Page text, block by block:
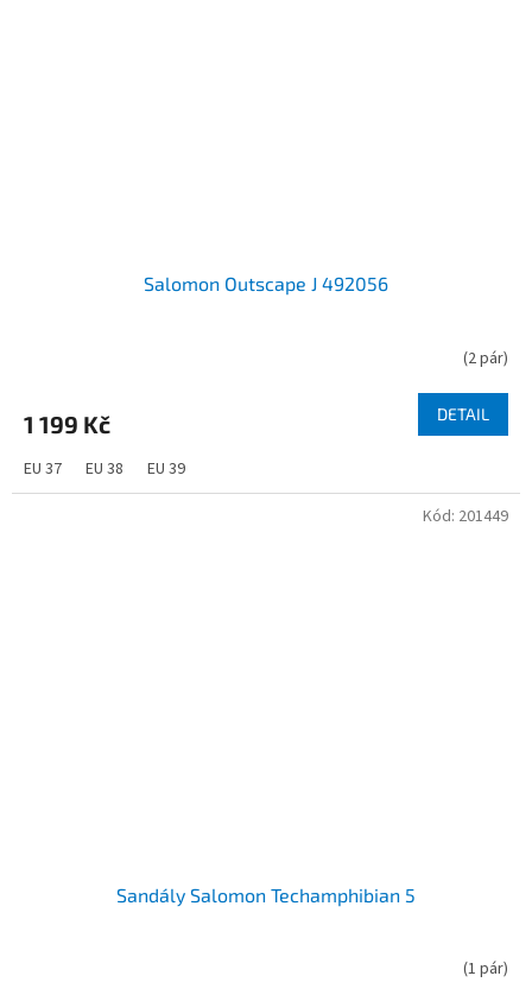
Salomon Outscape J 492056
(2 pár)
1 199 Kč DETAIL
EU 37 EU 38 EU 39
Sandály Salomon Techamphibian 5
(1 pár)
Kód: 201449